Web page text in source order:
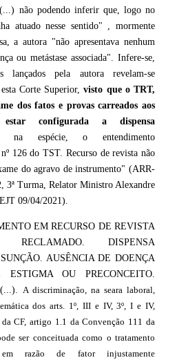
não podendo inferir que, logo no
atuado nesse sentido" , mormente
a autora "não apresentava nenhum
ou metástase associada". Infere-se,
lançados pela autora revelam-se
Corte Superior,visto que o TRT,
dos fatos e provas carreados aos
configurada a dispensa
espécie, o entendimento
126 do TST. Recurso de revista não
do agravo de instrumento" (ARR-
3ª Turma, Relator Ministro Alexandre
09/04/2021).
EM RECURSO DE REVISTA
RECLAMADO. DISPENSA
AUSÊNCIA DE DOENÇA
ESTIGMA OU PRECONCEITO.
A discriminação, na seara laboral,
dos arts. 1º, III e IV, 3º, I e IV,
CF, artigo 1.1 da Convenção 111 da
ser conceituada como o tratamento
razão de fator injustamente